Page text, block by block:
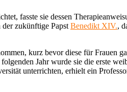
fasste sie dessen
zukünftige Papst Benedikt XIV.,
kurz bevor diese für Frauen
Jahr wurde sie die erste
unterrichten, erhielt ein